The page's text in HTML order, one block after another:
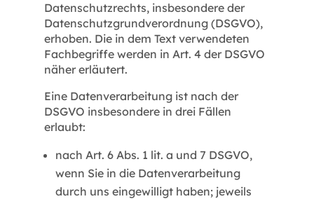
Datenschutzrechts, insbesondere der
Datenschutzgrundverordnung (DSGVO),
erhoben. Die in dem Text verwendeten
Fachbegriffe werden in Art. 4 der DSGVO
näher erläutert.
Eine Datenverarbeitung ist nach der
DSGVO insbesondere in drei Fällen
erlaubt:
nach Art. 6 Abs. 1 lit. a und 7 DSGVO,
wenn Sie in die Datenverarbeitung
durch uns eingewilligt haben; jeweils